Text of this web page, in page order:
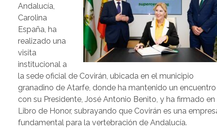
Andalucía,
Carolina
España, ha
realizado una
visita
institucional a
la sede oficial de Covirán, ubicada en el municipio
granadino de Atarfe, donde ha mantenido un encuentro
con su Presidente, José Antonio Benito, y ha firmado en
Libro de Honor, subrayando que Covirán es una
fundamental para la vertebración de Andalucía.